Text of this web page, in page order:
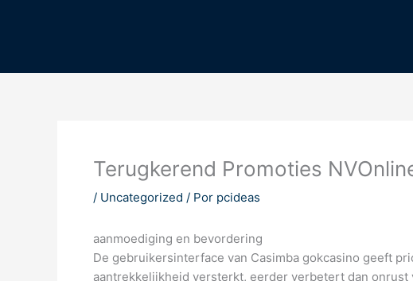
Terugkerend Promoties
/ Uncategorized / Por pcideas
aanmoediging en bevordering
De gebruikersinterface van Casimba gokcasino geeft
aantrekkelijkheid versterkt, eerder verbetert dan